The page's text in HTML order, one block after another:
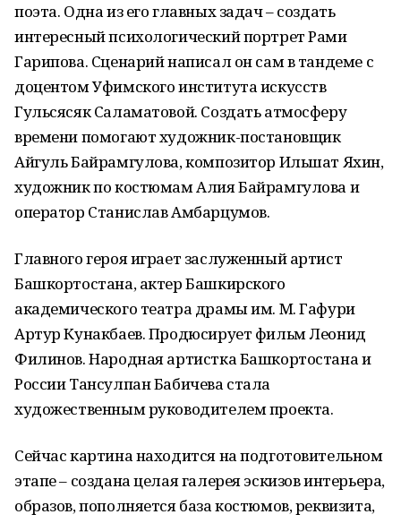
поэта. Одна из его главных задач – создать
интересный психологический портрет Рами
Гарипова. Сценарий написал он сам в тандеме с
доцентом Уфимского института искусств
Гульсясяк Саламатовой. Создать атмосферу
времени помогают художник-постановщик
Айгуль Байрамгулова, композитор Ильшат Яхин,
художник по костюмам Алия Байрамгулова и
оператор Станислав Амбарцумов.
Главного героя играет заслуженный артист
Башкортостана, актер Башкирского
академического театра драмы им. М. Гафури
Артур Кунакбаев. Продюсирует фильм Леонид
Филинов. Народная артистка Башкортостана и
России Тансулпан Бабичева стала
художественным руководителем проекта.
Сейчас картина находится на подготовительном
этапе – создана целая галерея эскизов интерьера,
образов, пополняется база костюмов, реквизита,